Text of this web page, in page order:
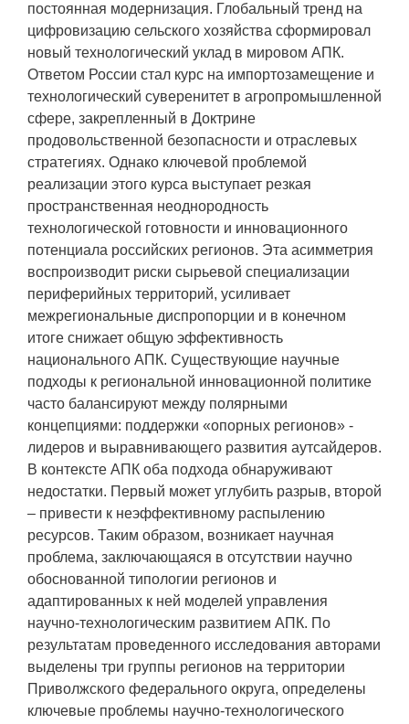
постоянная модернизация. Глобальный тренд на
цифровизацию сельского хозяйства сформировал
новый технологический уклад в мировом АПК.
Ответом России стал курс на импортозамещение и
технологический суверенитет в агропромышленной
сфере, закрепленный в Доктрине
продовольственной безопасности и отраслевых
стратегиях. Однако ключевой проблемой
реализации этого курса выступает резкая
пространственная неоднородность
технологической готовности и инновационного
потенциала российских регионов. Эта асимметрия
воспроизводит риски сырьевой специализации
периферийных территорий, усиливает
межрегиональные диспропорции и в конечном
итоге снижает общую эффективность
национального АПК. Существующие научные
подходы к региональной инновационной политике
часто балансируют между полярными
концепциями: поддержки «опорных регионов» -
лидеров и выравнивающего развития аутсайдеров.
В контексте АПК оба подхода обнаруживают
недостатки. Первый может углубить разрыв, второй
– привести к неэффективному распылению
ресурсов. Таким образом, возникает научная
проблема, заключающаяся в отсутствии научно
обоснованной типологии регионов и
адаптированных к ней моделей управления
научно-технологическим развитием АПК. По
результатам проведенного исследования авторами
выделены три группы регионов на территории
Приволжского федерального округа, определены
ключевые проблемы научно-технологического